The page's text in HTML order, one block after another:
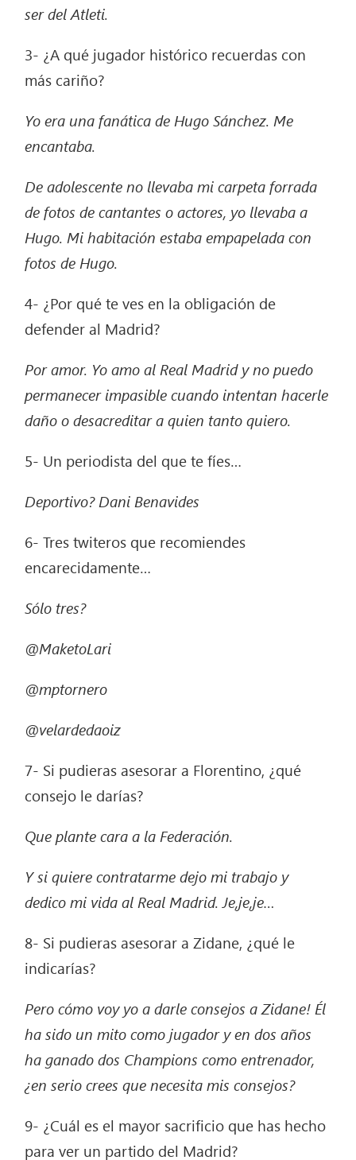
ser del Atleti.
3- ¿A qué jugador histórico recuerdas con
más cariño?
Yo era una fanática de Hugo Sánchez. Me
encantaba.
De adolescente no llevaba mi carpeta forrada
de fotos de cantantes o actores, yo llevaba a
Hugo. Mi habitación estaba empapelada con
fotos de Hugo.
4- ¿Por qué te ves en la obligación de
defender al Madrid?
Por amor. Yo amo al Real Madrid y no puedo
permanecer impasible cuando intentan hacerle
daño o desacreditar a quien tanto quiero.
5- Un periodista del que te fíes…
Deportivo? Dani Benavides
6- Tres twiteros que recomiendes
encarecidamente…
Sólo tres?
@MaketoLari
@mptornero
@velardedaoiz
7- Si pudieras asesorar a Florentino, ¿qué
consejo le darías?
Que plante cara a la Federación.
Y si quiere contratarme dejo mi trabajo y
dedico mi vida al Real Madrid. Je,je,je…
8- Si pudieras asesorar a Zidane, ¿qué le
indicarías?
Pero cómo voy yo a darle consejos a Zidane! Él
ha sido un mito como jugador y en dos años
ha ganado dos Champions como entrenador,
¿en serio crees que necesita mis consejos?
9- ¿Cuál es el mayor sacrificio que has hecho
para ver un partido del Madrid?